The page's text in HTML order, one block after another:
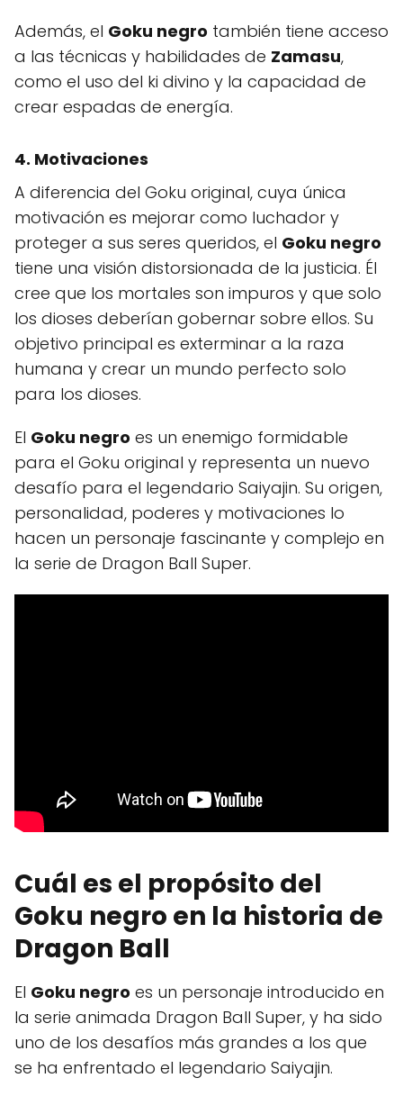
Además, el Goku negro también tiene acceso
a las técnicas y habilidades de Zamasu,
como el uso del ki divino y la capacidad de
crear espadas de energía.
4. Motivaciones
A diferencia del Goku original, cuya única
motivación es mejorar como luchador y
proteger a sus seres queridos, el Goku negro
tiene una visión distorsionada de la justicia. Él
cree que los mortales son impuros y que solo
los dioses deberían gobernar sobre ellos. Su
objetivo principal es exterminar a la raza
humana y crear un mundo perfecto solo
para los dioses.
El Goku negro es un enemigo formidable
para el Goku original y representa un nuevo
desafío para el legendario Saiyajin. Su origen,
personalidad, poderes y motivaciones lo
hacen un personaje fascinante y complejo en
la serie de Dragon Ball Super.
Cuál es el propósito del
Goku negro en la historia de
Dragon Ball
El Goku negro es un personaje introducido en
la serie animada Dragon Ball Super, y ha sido
uno de los desafíos más grandes a los que
se ha enfrentado el legendario Saiyajin.